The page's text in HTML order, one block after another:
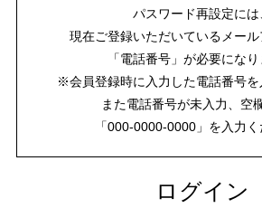
パスワード再設定には
現在ご登録いただいているメール
「電話番号」が必要になり
※会員登録時に入力した電話番号を
また電話番号が未入力、空
「000-0000-0000」を入力く
ログイン